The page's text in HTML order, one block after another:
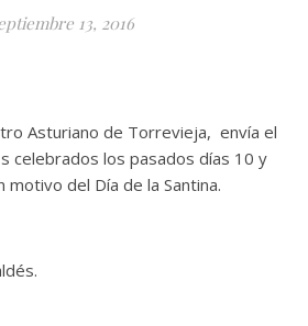
13, 2016
Asturiano de Torrevieja, envía el
celebrados los pasados días 10 y
del Día de la Santina.